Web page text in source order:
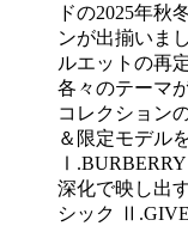
ドの2025年秋
ンが出揃いま
ルエットの再
各々のテーマ
コレクション
＆限定モデル
深化で映し出
シック